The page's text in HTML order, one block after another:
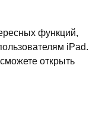
функций,
iPad.
открыть